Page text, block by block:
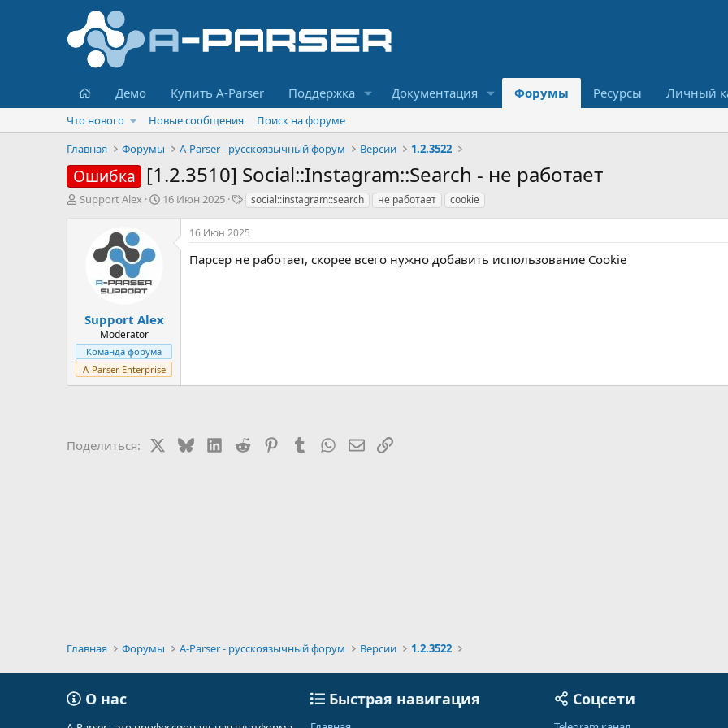
Главная
Демо Купить A-Parser Поддержка Документация Форумы Ресурсы Личный
Что нового Новые сообщения
Поиск на форуме
Главная
Форумы A-Parser - русскоязычный форум Версии 1.2.3522
Ошибка [1.2.3510] Social::Instagram::Search - не работает
А
ы
Support Alex
Д
л
16 Июн 2025
Т
г
и
social::instagram::search не работает сookie
Support Alex
Moderator
Команда форума
A-Parser Enterprise
16 Июн 2025
Парсер не работает, скорее всего нужно добавить использование Сookie
Поделиться: BlueskyLinkedIn
Reddit PinterestTumblrWhatsAppЭлектронная почта
Ссылка
Главная Форумы A-Parser - русскоязычный форум Версии 1.2.3522
О нас Быстрая навигация Соцсети